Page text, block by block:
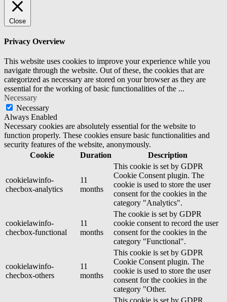
Close
Privacy Overview
This website uses cookies to improve your experience while you
navigate through the website. Out of these, the cookies that are
categorized as necessary are stored on your browser as they are
essential for the working of basic functionalities of the ...
Necessary
Necessary
Always Enabled
Necessary cookies are absolutely essential for the website to
function properly. These cookies ensure basic functionalities and
security features of the website, anonymously.
Cookie
Duration Description
cookielawinfo-
checbox-analytics
11
months
This cookie is set by GDPR
Cookie Consent plugin. The
cookie is used to store the user
consent for the cookies in the
category "Analytics".
cookielawinfo-
checbox-functional
11
months
The cookie is set by GDPR
cookie consent to record the user
consent for the cookies in the
category "Functional".
cookielawinfo-
checbox-others
11
months
This cookie is set by GDPR
Cookie Consent plugin. The
cookie is used to store the user
consent for the cookies in the
category "Other.